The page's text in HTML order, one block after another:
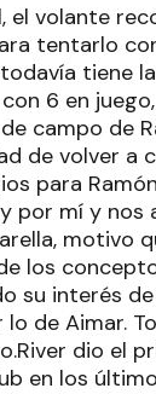
volante
tentarlo
tiene
6 en
campo de
de volver a
para
por mí y nos
motivo
los
su interés
de Aimar.
dio el
en los